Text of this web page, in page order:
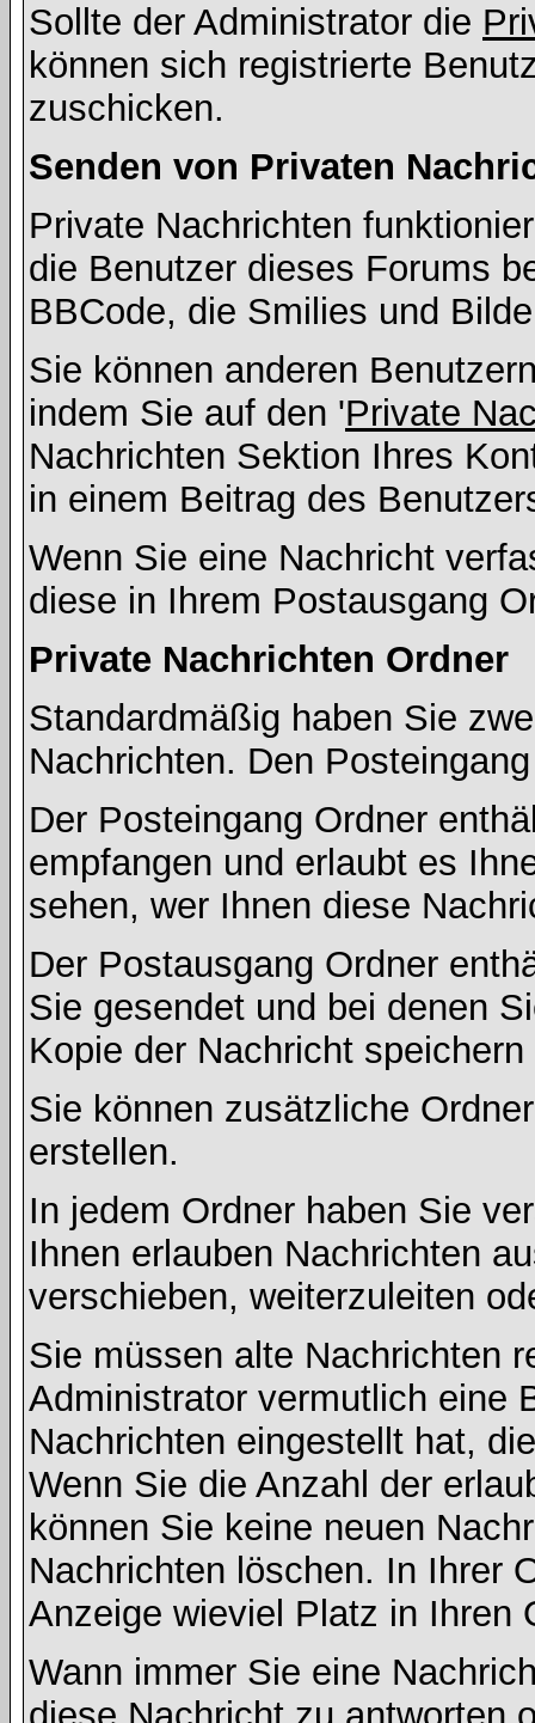
Sollte der Administrator die
können sich registrierte
zuschicken.
Senden von Privaten
Private Nachrichten
die Benutzer dieses Forums
BBCode, die Smilies und
Sie können anderen
indem Sie auf den 'Private
Nachrichten Sektion Ihres
in einem Beitrag des
Wenn Sie eine Nachricht
diese in Ihrem Postausgang
Private Nachrichten Ordner
Standardmäßig haben Sie
Nachrichten. Den
Der Posteingang Ordner
empfangen und erlaubt es
sehen, wer Ihnen diese
Der Postausgang Ordner
Sie gesendet und bei denen
Kopie der Nachricht
Sie können zusätzliche
erstellen.
In jedem Ordner haben Sie
Ihnen erlauben Nachrichten
verschieben, weiterzuleiten
Sie müssen alte Nachrichten
Administrator vermutlich eine
Nachrichten eingestellt hat,
Wenn Sie die Anzahl der
können Sie keine neuen
Nachrichten löschen. In Ihrer
Anzeige wieviel Platz in Ihren
Wann immer Sie eine